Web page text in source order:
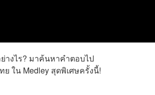
างไร? มาค้นหาคำตอบไป
ใน Medley สุดพิเศษครั้งนี้!